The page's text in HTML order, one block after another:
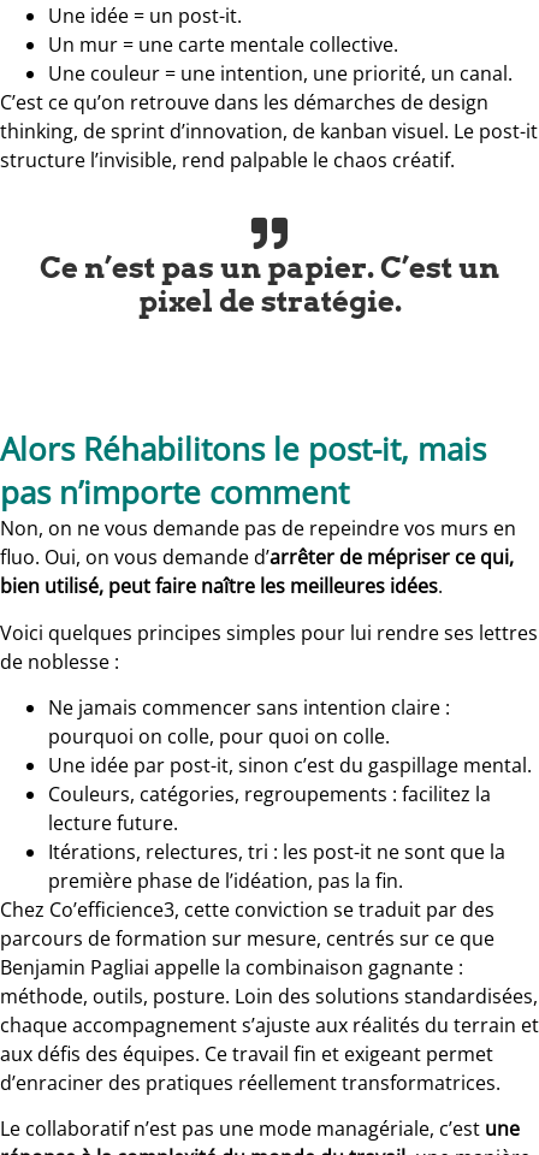
Une idée = un post-it.
Un mur = une carte mentale collective.
Une couleur = une intention, une priorité, un canal.
C’est ce qu’on retrouve dans les démarches de design
thinking, de sprint d’innovation, de kanban visuel. Le post-it
structure l’invisible, rend palpable le chaos créatif.
Ce n’est pas un papier. C’est un
pixel de stratégie.
Alors Réhabilitons le post-it, mais
pas n’importe comment
Non, on ne vous demande pas de repeindre vos murs en
fluo. Oui, on vous demande d’arrêter de mépriser ce qui,
bien utilisé, peut faire naître les meilleures idées.
Voici quelques principes simples pour lui rendre ses lettres
de noblesse :
Ne jamais commencer sans intention claire :
pourquoi on colle, pour quoi on colle.
Une idée par post-it, sinon c’est du gaspillage mental.
Couleurs, catégories, regroupements : facilitez la
lecture future.
Itérations, relectures, tri : les post-it ne sont que la
première phase de l’idéation, pas la fin.
Chez Co’efficience3, cette conviction se traduit par des
parcours de formation sur mesure, centrés sur ce que
Benjamin Pagliai appelle la combinaison gagnante :
méthode, outils, posture. Loin des solutions standardisées,
chaque accompagnement s’ajuste aux réalités du terrain et
aux défis des équipes. Ce travail fin et exigeant permet
d’enraciner des pratiques réellement transformatrices.
Le collaboratif n’est pas une mode managériale, c’est une